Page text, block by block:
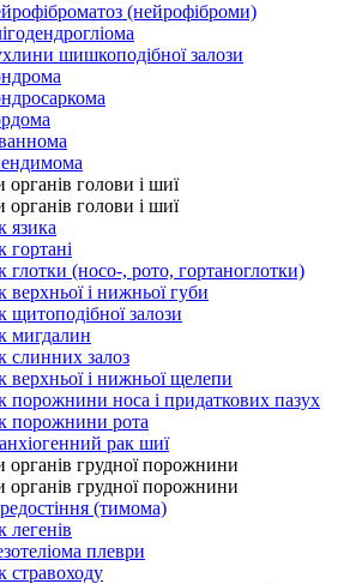
(нейрофіброми)
шишкоподібної залози
голови і шиї
голови і шиї
язика
гортані
глотки (носо-, рото, гортаноглотки)
верхньої і нижньої губи
щитоподібної залози
мигдалин
слинних залоз
верхньої і нижньої щелепи
порожнини носа і придаткових пазух
порожнини рота
рак шиї
грудної порожнини
грудної порожнини
(тимома)
легенів
плеври
стравоходу